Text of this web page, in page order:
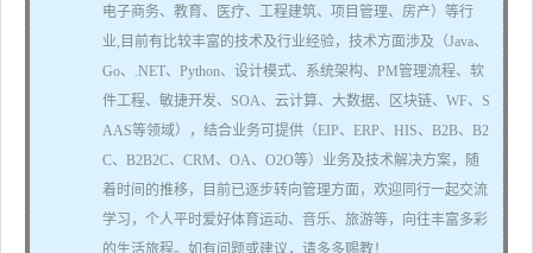
电子商务、教育、医疗、工程建筑、项目管理、房产）等行
业,目前有比较丰富的技术及行业经验，技术方面涉及（Java、
Go、.NET、Python、设计模式、系统架构、PM管理流程、软
件工程、敏捷开发、SOA、云计算、大数据、区块链、WF、S
AAS等领域），结合业务可提供（EIP、ERP、HIS、B2B、B2
C、B2B2C、CRM、OA、O2O等）业务及技术解决方案，随
着时间的推移，目前已逐步转向管理方面，欢迎同行一起交流
学习，个人平时爱好体育运动、音乐、旅游等，向往丰富多彩
的生活旅程。如有问题或建议，请多多赐教！